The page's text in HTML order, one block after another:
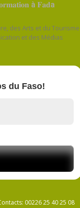
à 𝐅𝐚𝐝a
des Arts et du Tourisme
et des Médias
du Faso!
00226 25 40 25 08